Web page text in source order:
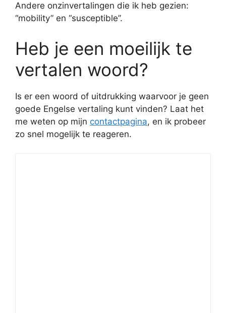
Andere onzinvertalingen die ik heb gezien:
“mobility” en “susceptible”.
Heb je een moeilijk te
vertalen woord?
Is er een woord of uitdrukking waarvoor je geen
goede Engelse vertaling kunt vinden? Laat het
me weten op mijn contactpagina, en ik probeer
zo snel mogelijk te reageren.